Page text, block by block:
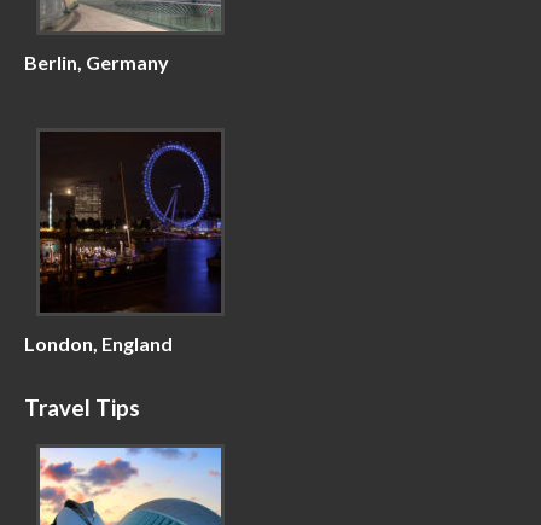
Berlin, Germany
London, England
Travel Tips